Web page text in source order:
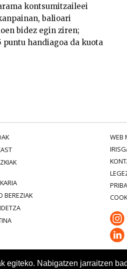
egiteko. Nabigatzen jarraitzen
kontsumitzaileei
balioari
bidez egin ziren;
puntu handiagoa da kuota
BEREZIAK
WEB